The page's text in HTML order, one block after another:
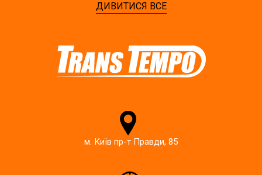
ДИВИТИСЯ ВСЕ
м. Київ пр-т Правди, 85